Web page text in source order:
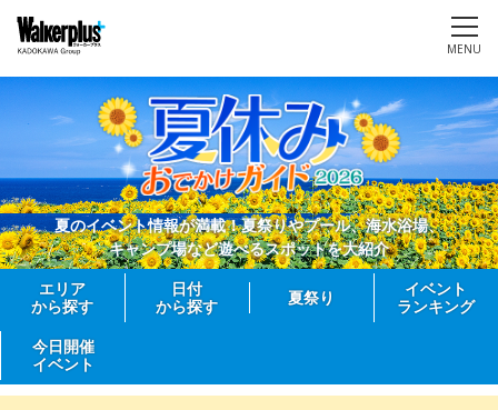
MENU
夏のイベント情報が満載！夏祭りやプール、海水浴場、
キャンプ場など遊べるスポットを大紹介
エリア
から探す
日付
から探す
夏祭り
イベント
ランキング
今日開催
イベント